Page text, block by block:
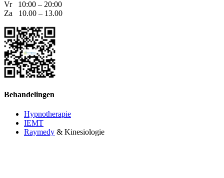
Vr 10:00 – 20:00
Za 10.00 – 13.00
Behandelingen
Hypnotherapie
IEMT
Raymedy & Kinesiologie